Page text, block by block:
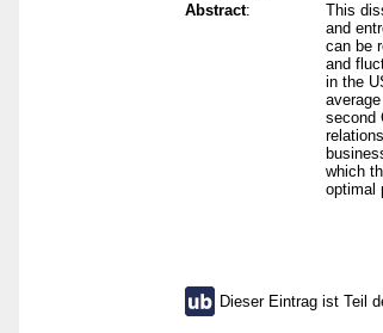
Abstract:
This
and
can be
and
in the
second
which
optimal
Dieser Eintrag ist Teil